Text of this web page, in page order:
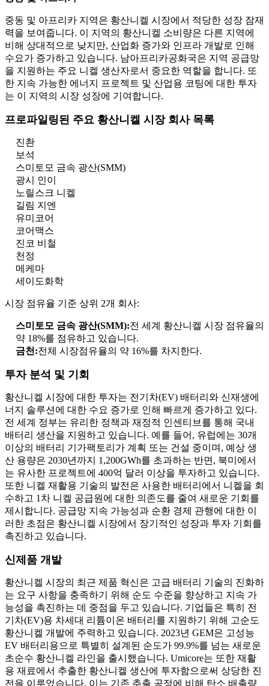
중동 및 아프리카 지역은 황산니켈 시장에서 적당한 성장 잠재
력을 보여줍니다. 이 지역의 황산니켈 소비량은 다른 지역에
비해 상대적으로 낮지만, 산업화 증가와 인프라 개발로 인해
수요가 증가하고 있습니다. 남아프리카공화국은 지역 공급망
을 지원하는 주요 니켈 생산자로서 중요한 역할을 합니다. 또
한 지속 가능한 에너지 프로젝트 및 산업용 코팅에 대한 투자
는 이 지역의 시장 성장에 기여합니다.
프로파일링된 주요 황산니켈 시장 회사 목록
진촨
보석
스미토모 금속 광산(SMM)
광시 인이
노릴스크 니켈
길림 지엔
유미코어
코어맥스
진코 비철
천정
메케마
세이도화학
시장 점유율 기준 상위 2개 회사:
스미토모 금속 광산(SMM):전 세계 황산니켈 시장 점유율의
약 18%를 점유하고 있습니다.
금천:전체 시장점유율의 약 16%를 차지한다.
투자 분석 및 기회
황산니켈 시장에 대한 투자는 전기차(EV) 배터리와 신재생에
너지 솔루션에 대한 수요 증가로 인해 빠르게 증가하고 있다.
전 세계 정부는 유리한 정책과 재정적 인센티브를 통해 국내
배터리 생산을 지원하고 있습니다. 예를 들어, 유럽에는 30개
이상의 배터리 기가팩토리가 계획 또는 건설 중이며, 예상 생
산 용량은 2030년까지 1,200GWh를 초과하는 반면, 북미에서
는 유사한 프로젝트에 400억 달러 이상을 투자하고 있습니다.
또한 니켈 재활용 기술의 발전은 사용한 배터리에서 니켈을 회
수하고 1차 니켈 공급원에 대한 의존도를 줄여 새로운 기회를
제시합니다. 공급망 지속 가능성과 순환 경제 관행에 대한 이
러한 초점은 황산니켈 시장에서 장기적인 성장과 투자 기회를
촉진하고 있습니다.
신제품 개발
황산니켈 시장의 최근 제품 혁신은 고급 배터리 기술의 진화하
는 요구 사항을 충족하기 위해 순도 수준을 향상하고 지속 가
능성을 촉진하는 데 중점을 두고 있습니다. 기업들은 특히 전
기차(EV)용 차세대 리튬이온 배터리를 지원하기 위해 고순도
황산니켈 개발에 주력하고 있습니다. 2023년 GEM은 고성능
EV 배터리용으로 특별히 설계된 순도가 99.9%를 넘는 새로운
초순수 황산니켈 라인을 출시했습니다. Umicore는 또한 재활
용 재료에서 추출한 황산니켈 생산에 투자함으로써 상당한 진
전을 이루었습니다. 이는 기존 추출 공정에 비해 탄소 배출량